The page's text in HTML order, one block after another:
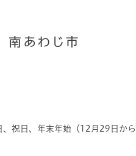
祝日、年末年始（12月29日か